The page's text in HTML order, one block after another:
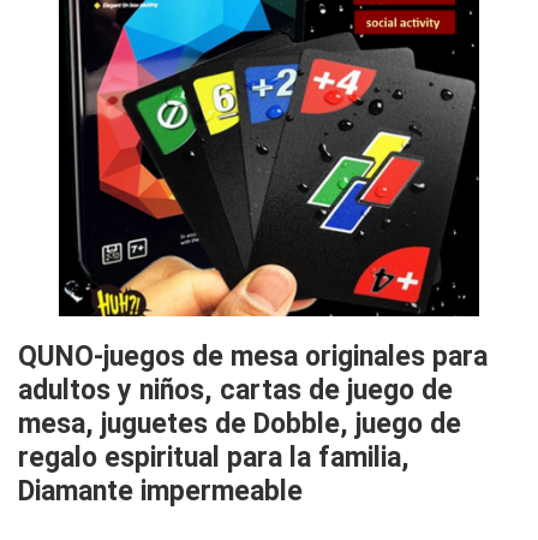
QUNO-juegos de mesa originales para
adultos y niños, cartas de juego de
mesa, juguetes de Dobble, juego de
regalo espiritual para la familia,
Diamante impermeable